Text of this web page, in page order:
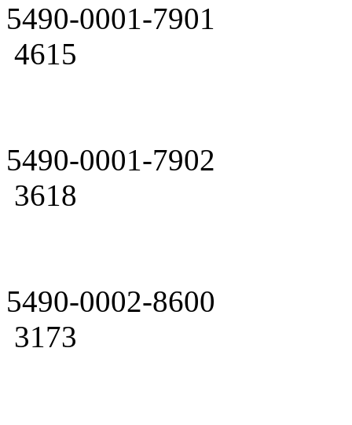
5490-0001-7901
4615
5490-0001-7902
3618
5490-0002-8600
3173